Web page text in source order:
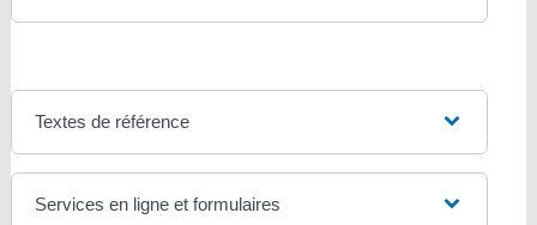
Textes de référence
Services en ligne et formulaires